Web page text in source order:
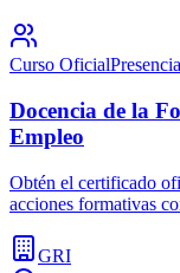
Curso Oficial
Docencia de la
Empleo
Obtén el certificado
acciones formativas
GRI